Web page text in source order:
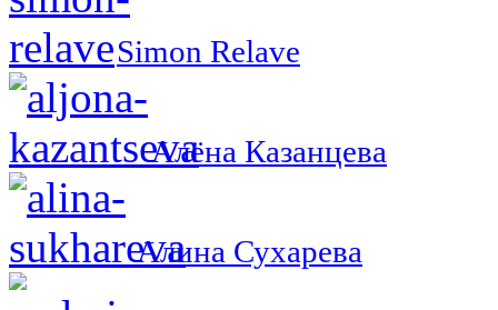
Simon Relave
Алёна Казанцева
Алина Сухарева